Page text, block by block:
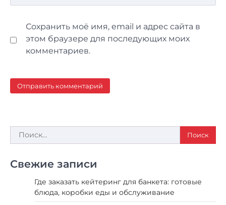
Сохранить моё имя, email и адрес сайта в
этом браузере для последующих моих
комментариев.
Найти:
Свежие записи
Где заказать кейтеринг для банкета: готовые
блюда, коробки еды и обслуживание